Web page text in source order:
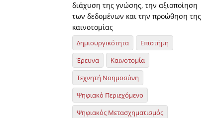
διάχυση της γνώσης, την αξιοποίηση
των δεδομένων και την προώθηση της
καινοτομίας
Δημιουργικότητα
Επιστήμη
Έρευνα
Καινοτομία
Τεχνητή Νοημοσύνη
Ψηφιακό Περιεχόμενο
Ψηφιακός Μετασχηματισμός